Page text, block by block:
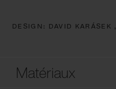
DESIGN: DAVID KARÁSEK ,
Matériaux